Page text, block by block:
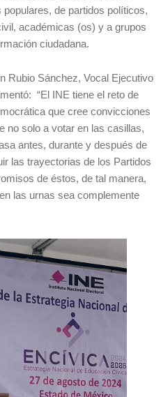
de partidos políticos,
académicas (os) y a grupos
ciudadana.
Rubio Sánchez, Vocal Ejecutivo
“El INE tiene el reto de
que cree convicciones
no solo a votar en las casillas,
antes, durante y después de
las trayectorias de los Partidos
de éstos, de tal manera,
las urnas sea complemente